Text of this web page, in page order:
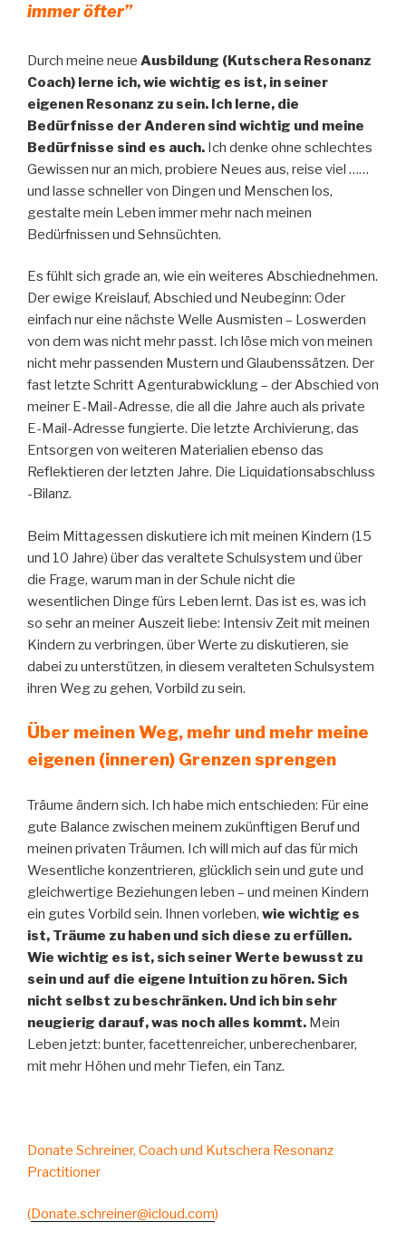
immer öfter”
Durch meine neue Ausbildung (Kutschera Resonanz
Coach) lerne ich, wie wichtig es ist, in seiner
eigenen Resonanz zu sein. Ich lerne, die
Bedürfnisse der Anderen sind wichtig und meine
Bedürfnisse sind es auch. Ich denke ohne schlechtes
Gewissen nur an mich, probiere Neues aus, reise viel ……
und lasse schneller von Dingen und Menschen los,
gestalte mein Leben immer mehr nach meinen
Bedürfnissen und Sehnsüchten.
Es fühlt sich grade an, wie ein weiteres Abschiednehmen.
Der ewige Kreislauf, Abschied und Neubeginn: Oder
einfach nur eine nächste Welle Ausmisten – Loswerden
von dem was nicht mehr passt. Ich löse mich von meinen
nicht mehr passenden Mustern und Glaubenssätzen. Der
fast letzte Schritt Agenturabwicklung – der Abschied von
meiner E-Mail-Adresse, die all die Jahre auch als private
E-Mail-Adresse fungierte. Die letzte Archivierung, das
Entsorgen von weiteren Materialien ebenso das
Reflektieren der letzten Jahre. Die Liquidationsabschluss
-Bilanz.
Beim Mittagessen diskutiere ich mit meinen Kindern (15
und 10 Jahre) über das veraltete Schulsystem und über
die Frage, warum man in der Schule nicht die
wesentlichen Dinge fürs Leben lernt. Das ist es, was ich
so sehr an meiner Auszeit liebe: Intensiv Zeit mit meinen
Kindern zu verbringen, über Werte zu diskutieren, sie
dabei zu unterstützen, in diesem veralteten Schulsystem
ihren Weg zu gehen, Vorbild zu sein.
Über meinen Weg, mehr und mehr meine
eigenen (inneren) Grenzen sprengen
Träume ändern sich. Ich habe mich entschieden: Für eine
gute Balance zwischen meinem zukünftigen Beruf und
meinen privaten Träumen. Ich will mich auf das für mich
Wesentliche konzentrieren, glücklich sein und gute und
gleichwertige Beziehungen leben – und meinen Kindern
ein gutes Vorbild sein. Ihnen vorleben, wie wichtig es
ist, Träume zu haben und sich diese zu erfüllen.
Wie wichtig es ist, sich seiner Werte bewusst zu
sein und auf die eigene Intuition zu hören. Sich
nicht selbst zu beschränken. Und ich bin sehr
neugierig darauf, was noch alles kommt. Mein
Leben jetzt: bunter, facettenreicher, unberechenbarer,
mit mehr Höhen und mehr Tiefen, ein Tanz.
Donate Schreiner, Coach und Kutschera Resonanz
Practitioner
(Donate.schreiner@icloud.com)